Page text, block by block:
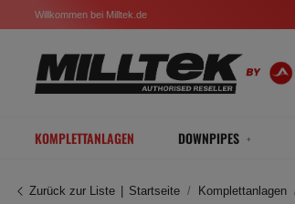
Willkommen bei Milltek.de
KOMPLETTANLAGEN DOWNPIPES
Zurück zur Liste Startseite Komplettanlagen